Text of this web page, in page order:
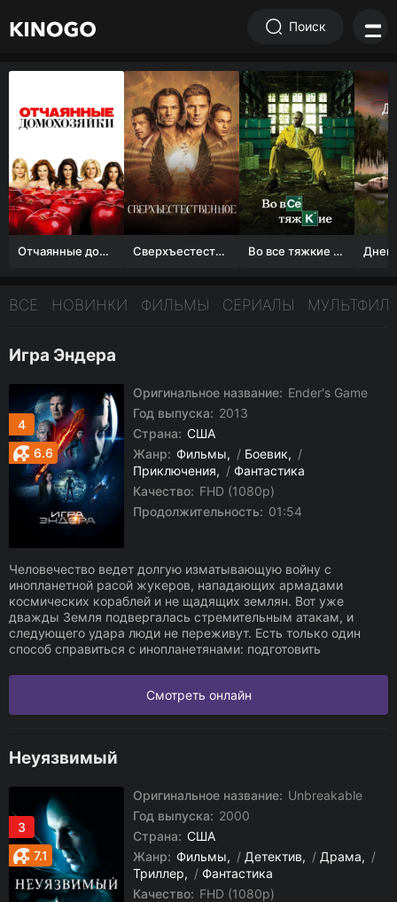
Поиск
Отчаянные домохозяйки (1 сезон) Сверхъестественное Во все тяжкие 1-5 сезон
ВСЕ НОВИНКИ ФИЛЬМЫ СЕРИАЛЫ
Игра Эндера
4
6.6
Оригинальное название: Ender's Game
Год выпуска: 2013
Страна: США
Жанр: Фильмы / Боевик
/
Приключения
/ Фантастика
Качество: FHD (1080p)
Продолжительность: 01:54
Человечество ведет долгую изматывающую войну с
инопланетной расой жукеров, нападающих армадами
космических кораблей и не щадящих землян. Вот уже
дважды Земля подвергалась стремительным атакам, и
следующего удара люди не переживут. Есть только один
способ справиться с инопланетянами: подготовить
Смотреть онлайн
Неуязвимый
3
7.1
Оригинальное название: Unbreakable
Год выпуска: 2000
Страна: США
Жанр: Фильмы / Детектив / Драма
/
Триллер
/ Фантастика
Качество: FHD (1080p)